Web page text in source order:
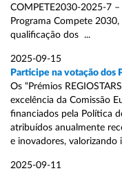
COMPETE2030-2025-7
Programa Compete
qualificação dos ...
2025-09-15
Participe na votação dos
Os “Prémios
excelência da Comissão
financiados pela Política
atribuídos anualmente
e inovadores,
2025-09-11